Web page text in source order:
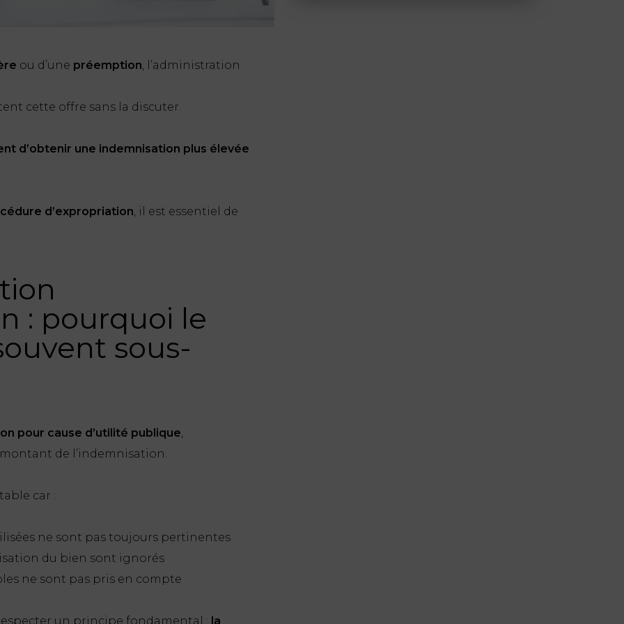
ou d’une préemption , l’administration
cette offre sans la discuter.
d’obtenir une indemnisation plus élevée
d’expropriation , il est essentiel de
: pourquoi le
sous-
pour cause d’utilité publique
de l’indemnisation.
car :
ne sont pas toujours pertinentes
du bien sont ignorés
ne sont pas pris en compte
un principe fondamental : la